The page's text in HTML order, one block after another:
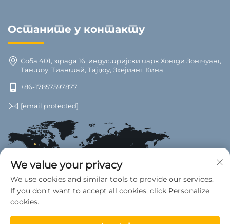
Останите у контакту
Соба 401, зграда 16, индустријски парк Хонгди Зонгчуанг,
Тантоу, Тиантай, Тајџоу, Зхејианг, Кина
+86-17857597877
[email protected]
We value your privacy
We use cookies and similar tools to provide our services.
If you don't want to accept all cookies, click Personalize
cookies.